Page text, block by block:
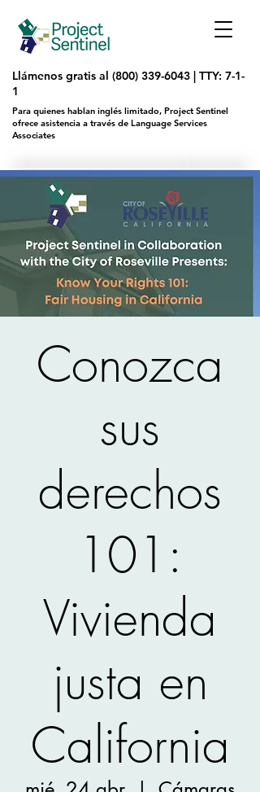
Llámenos gratis al (800) 339-6043 | TTY: 7-1-
1
Para quienes hablan inglés limitado, Project Sentinel
ofrece asistencia a través de Language Services
Associates
Conozca
sus
derechos
101:
Vivienda
justa en
California